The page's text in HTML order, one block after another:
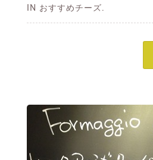
IN おすすめチーズ.